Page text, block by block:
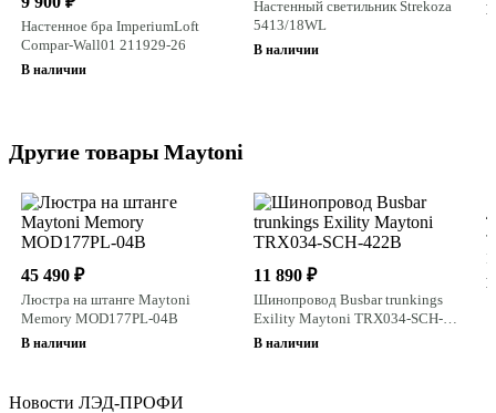
Настенное бра ImperiumLoft
Compar-Wall01 211929-26
В наличии
Настенный светильник Strekoza
5413/18WL
В наличии
В
Другие товары Maytoni
45 490 ₽
Люстра на штанге Maytoni
Memory MOD177PL-04B
В наличии
11 890 ₽
Шинопровод Busbar trunkings
Exility Maytoni TRX034-SCH-
422B
В наличии
В
Новости ЛЭД-ПРОФИ